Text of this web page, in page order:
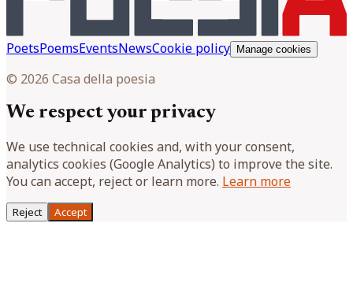
PoetsPoemsEventsNewsCookie policy Manage cookies
© 2026 Casa della poesia
We respect your privacy
We use technical cookies and, with your consent,
analytics cookies (Google Analytics) to improve the site.
You can accept, reject or learn more. Learn more
Reject Accept